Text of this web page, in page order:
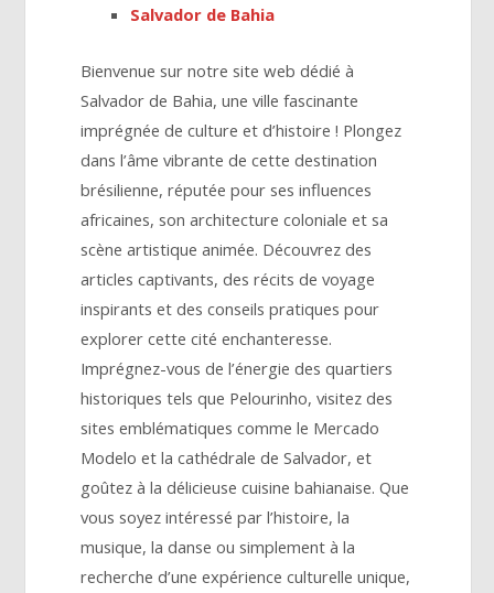
Salvador de Bahia
Bienvenue sur notre site web dédié à
Salvador de Bahia, une ville fascinante
imprégnée de culture et d’histoire ! Plongez
dans l’âme vibrante de cette destination
brésilienne, réputée pour ses influences
africaines, son architecture coloniale et sa
scène artistique animée. Découvrez des
articles captivants, des récits de voyage
inspirants et des conseils pratiques pour
explorer cette cité enchanteresse.
Imprégnez-vous de l’énergie des quartiers
historiques tels que Pelourinho, visitez des
sites emblématiques comme le Mercado
Modelo et la cathédrale de Salvador, et
goûtez à la délicieuse cuisine bahianaise. Que
vous soyez intéressé par l’histoire, la
musique, la danse ou simplement à la
recherche d’une expérience culturelle unique,